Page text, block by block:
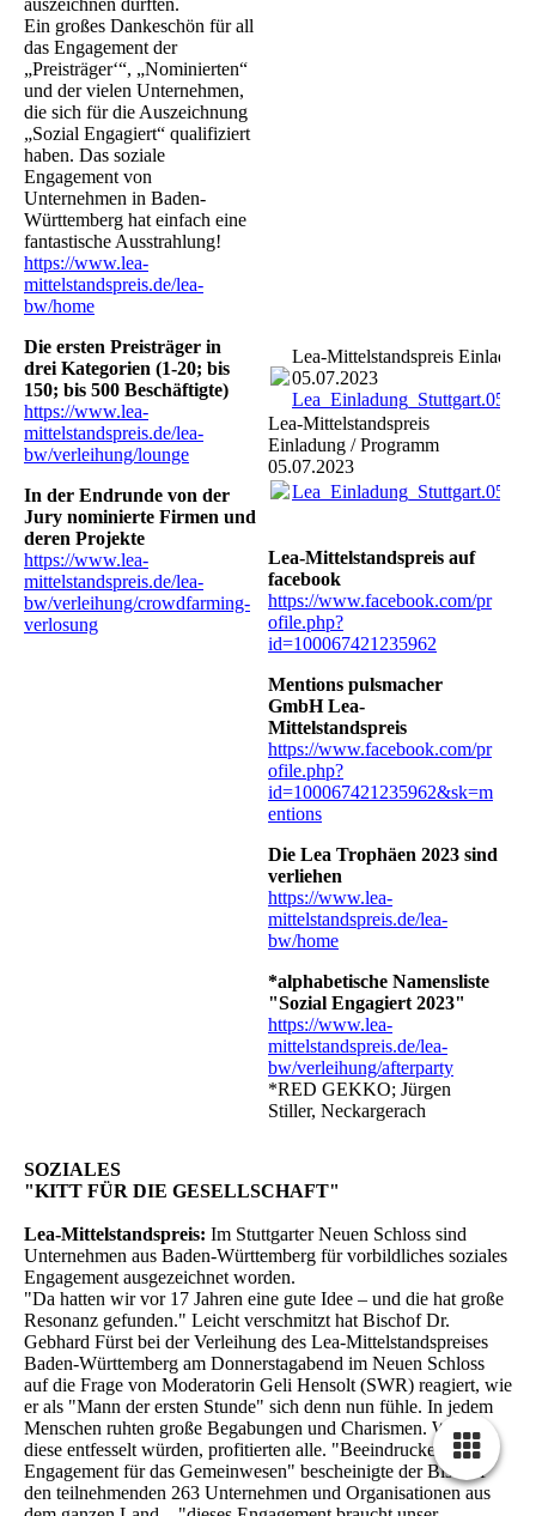
auszeichnen durften.
Ein großes Dankeschön für all
das Engagement der
„Preisträger‘“, „Nominierten“
und der vielen Unternehmen,
die sich für die Auszeichnung
„Sozial Engagiert“ qualifiziert
haben. Das soziale
Engagement von
Unternehmen in Baden-
Württemberg hat einfach eine
fantastische Ausstrahlung!
https://www.lea-
mittelstandspreis.de/lea-
bw/home
Die ersten Preisträger in
drei Kategorien (1-20; bis
150; bis 500 Beschäftigte)
https://www.lea-
mittelstandspreis.de/lea-
bw/verleihung/lounge
In der Endrunde von der
Jury nominierte Firmen und
deren Projekte
https://www.lea-
mittelstandspreis.de/lea-
bw/verleihung/crowdfarming-
verlosung
Lea-Mittelstandspreis
05.07.2023
Lea-Mittelstandspreis
Einladung / Programm
05.07.2023
Lea-Mittelstandspreis auf
facebook
https://www.facebook.com/pr
ofile.php?
id=100067421235962
Mentions pulsmacher
GmbH Lea-
Mittelstandspreis
https://www.facebook.com/pr
ofile.php?
id=100067421235962&sk=m
entions
Die Lea Trophäen 2023 sind
verliehen
https://www.lea-
mittelstandspreis.de/lea-
bw/home
*alphabetische Namensliste
"Sozial Engagiert 2023"
https://www.lea-
mittelstandspreis.de/lea-
bw/verleihung/afterparty
*RED GEKKO; Jürgen
Stiller, Neckargerach
SOZIALES
"KITT FÜR DIE GESELLSCHAFT"
Lea-Mittelstandspreis: Im Stuttgarter Neuen Schloss sind
Unternehmen aus Baden-Württemberg für vorbildliches soziales
Engagement ausgezeichnet worden.
"Da hatten wir vor 17 Jahren eine gute Idee – und die hat große
Resonanz gefunden." Leicht verschmitzt hat Bischof Dr.
Gebhard Fürst bei der Verleihung des Lea-Mittelstandspreises
Baden-Württemberg am Donnerstagabend im Neuen Schloss
auf die Frage von Moderatorin Geli Hensolt (SWR) reagiert, wie
er als "Mann der ersten Stunde" sich denn nun fühle. In jedem
Menschen ruhten große Begabungen und Charismen. Wenn
diese entfesselt würden, profitierten alle. "Beeindruckendes
Engagement für das Gemeinwesen" bescheinigte der Bischof
den teilnehmenden 263 Unternehmen und Organisationen aus